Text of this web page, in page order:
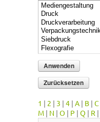
1 | 2 | 3 | 4 | A | B | C
M | N | O | P | Q | R |